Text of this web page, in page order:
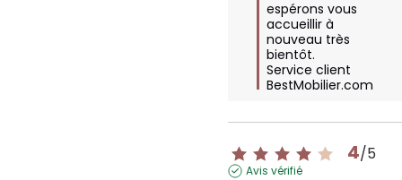
espérons vous
accueillir à
nouveau très
bientôt.
Service client
BestMobilier.com
4/5
Avis vérifié